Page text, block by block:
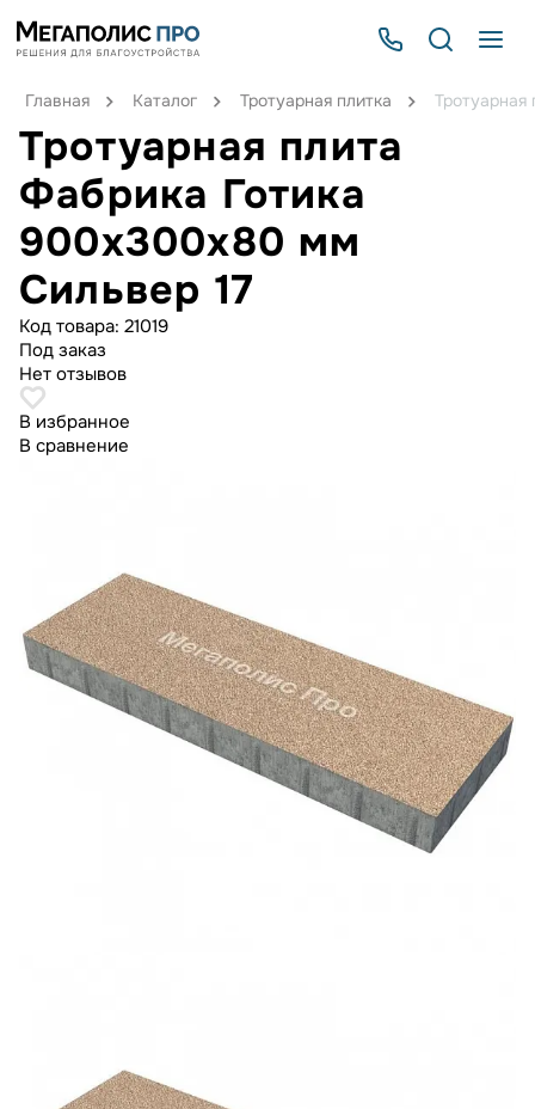
Главная Каталог Тротуарная плитка
Тротуарная плита
Фабрика Готика
900х300х80 мм
Сильвер 17
Код товара: 21019
Под заказ
Нет отзывов
В избранное
В сравнение